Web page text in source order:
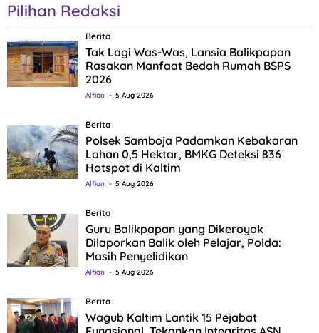
Pilihan Redaksi
Berita
Tak Lagi Was-Was, Lansia Balikpapan
Rasakan Manfaat Bedah Rumah BSPS
2026
Alfian 5 Aug 2026
Berita
Polsek Samboja Padamkan Kebakaran
Lahan 0,5 Hektar, BMKG Deteksi 836
Hotspot di Kaltim
Alfian 5 Aug 2026
Berita
Guru Balikpapan yang Dikeroyok
Dilaporkan Balik oleh Pelajar, Polda:
Masih Penyelidikan
Alfian 5 Aug 2026
Berita
Wagub Kaltim Lantik 15 Pejabat